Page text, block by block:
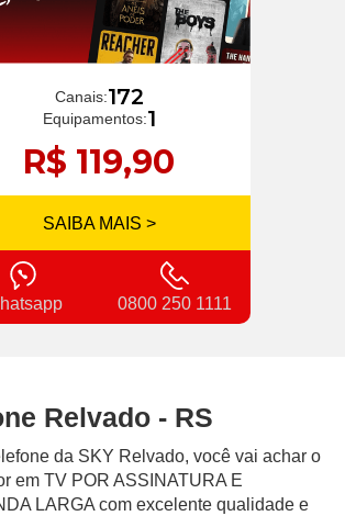
Canais:172
Equipamentos:1
R$ 119,90
SAIBA MAIS >
0800 250 1111
Relvado - RS
da SKY Relvado, você vai achar o
em TV POR ASSINATURA E
LARGA com excelente qualidade e